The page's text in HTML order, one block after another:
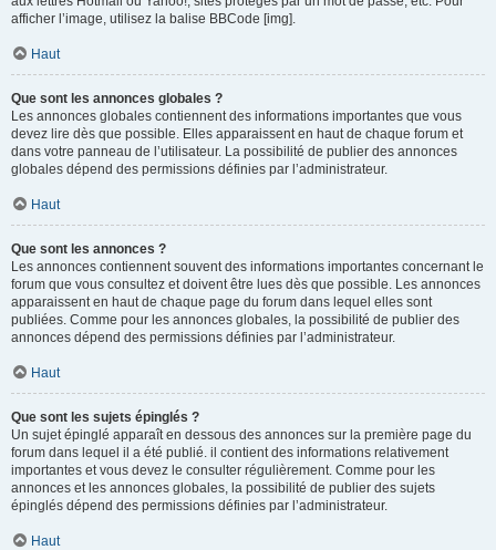
afficher l’image, utilisez la balise BBCode [img].
Haut
Que sont les annonces globales ?
Les annonces globales contiennent des informations importantes que vous
devez lire dès que possible. Elles apparaissent en haut de chaque forum et
dans votre panneau de l’utilisateur. La possibilité de publier des annonces
globales dépend des permissions définies par l’administrateur.
Haut
Que sont les annonces ?
Les annonces contiennent souvent des informations importantes concernant le
forum que vous consultez et doivent être lues dès que possible. Les annonces
apparaissent en haut de chaque page du forum dans lequel elles sont
publiées. Comme pour les annonces globales, la possibilité de publier des
annonces dépend des permissions définies par l’administrateur.
Haut
Que sont les sujets épinglés ?
Un sujet épinglé apparaît en dessous des annonces sur la première page du
forum dans lequel il a été publié. il contient des informations relativement
importantes et vous devez le consulter régulièrement. Comme pour les
annonces et les annonces globales, la possibilité de publier des sujets
épinglés dépend des permissions définies par l’administrateur.
Haut